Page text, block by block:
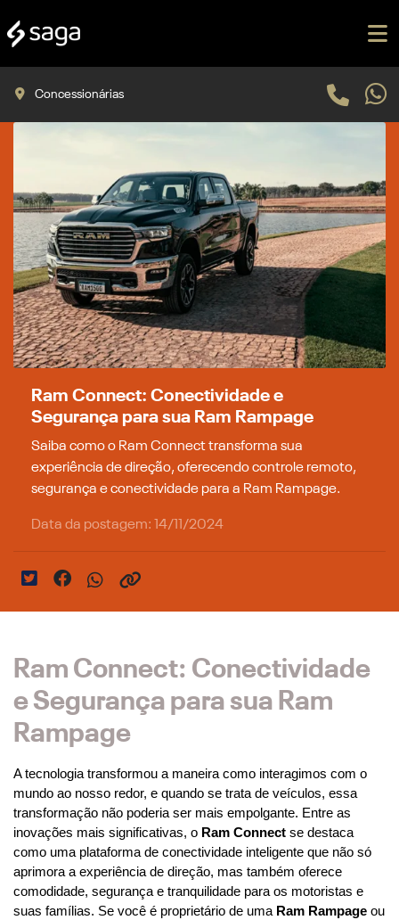
Concessionárias
Ram Connect: Conectividade e
Segurança para sua Ram Rampage
Saiba como o Ram Connect transforma sua
experiência de direção, oferecendo controle remoto,
segurança e conectividade para a Ram Rampage.
Data da postagem: 14/11/2024
Ram Connect: Conectividade
e Segurança para sua Ram
Rampage
A tecnologia transformou a maneira como interagimos com o
mundo ao nosso redor, e quando se trata de veículos, essa
transformação não poderia ser mais empolgante. Entre as
inovações mais significativas, o Ram Connect se destaca
como uma plataforma de conectividade inteligente que não só
aprimora a experiência de direção, mas também oferece
comodidade, segurança e tranquilidade para os motoristas e
suas famílias. Se você é proprietário de uma Ram Rampage ou